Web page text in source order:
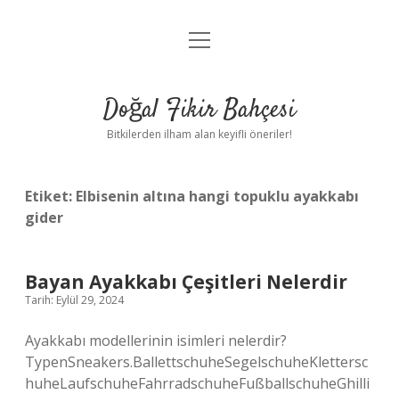
Anasayfa
Yasal Uyarı
menüyü
Doğal Fikir Bahçesi
Bitkilerden ilham alan keyifli öneriler!
Etiket: Elbisenin altına hangi topuklu ayakkabı
gider
Bayan Ayakkabı Çeşitleri Nelerdir
Tarih: Eylül 29, 2024
Ayakkabı modellerinin isimleri nelerdir?
TypenSneakers.BallettschuheSegelschuheKlettersc
huheLaufschuheFahrradschuheFußballschuheGhilli